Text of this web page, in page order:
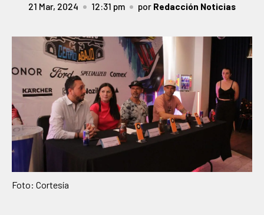
21 Mar, 2024 12:31 pm por Redacción Noticias
Foto: Cortesía